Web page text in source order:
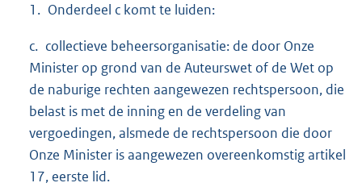
1. Onderdeel c komt te luiden:
c. collectieve beheersorganisatie: de door Onze
Minister op grond van de Auteurswet of de Wet op
de naburige rechten aangewezen rechtspersoon, die
belast is met de inning en de verdeling van
vergoedingen, alsmede de rechtspersoon die door
Onze Minister is aangewezen overeenkomstig artikel
17, eerste lid.